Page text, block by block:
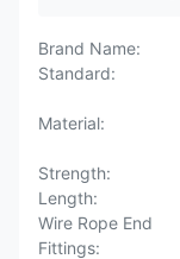
Brand Name:
Standard:
Material:
Strength:
Length:
Wire Rope End
Fittings: